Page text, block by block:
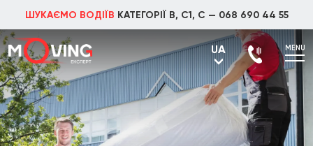
ШУКАЄМО ВОДІЇВ КАТЕГОРІЇ В, С1, С — 068 690 44 55
UA MENU